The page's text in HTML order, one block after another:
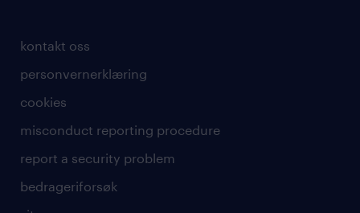
kontakt oss
personvernerklæring
cookies
misconduct reporting procedure
report a security problem
bedrageriforsøk